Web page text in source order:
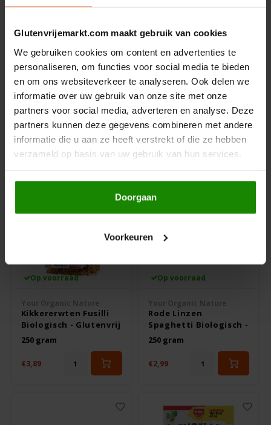
Glutenvrijemarkt.com maakt gebruik van cookies
We gebruiken cookies om content en advertenties te
personaliseren, om functies voor social media te bieden
en om ons websiteverkeer te analyseren. Ook delen we
informatie over uw gebruik van onze site met onze
partners voor social media, adverteren en analyse. Deze
partners kunnen deze gegevens combineren met andere
informatie die u aan ze heeft verstrekt of die ze hebben
verzameld op basis van uw gebruik van hun services.
Doorgaan
Voorkeuren
Schär
Schnitzer
Semper
Slaapmutske
Sublimix
Swiet Moffo
TerraSana
Turtle
VA Foods/NOMM'it
VAT'M
Op voorraad
Doves Farm
Fusilli Biologisch 500
gram - Glutenvrij
500 gram
€4,25
Op voorraad
Your Organic Nature
Linzen Mix Fusilli
Biologisch - Glutenvrij
225 gram
€3,89
Op voorraad
Kikkererwten Fusilli
Biologisch - Glutenvrij
250 gram
€3,89
Op voorraad
Rode Linzen
Spaghetti Biologisch -
Glutenvrij
250 gram
€2,99